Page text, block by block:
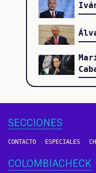
SECCIONES
CONTACTO ESPECIALES
COLOMBIACHECK